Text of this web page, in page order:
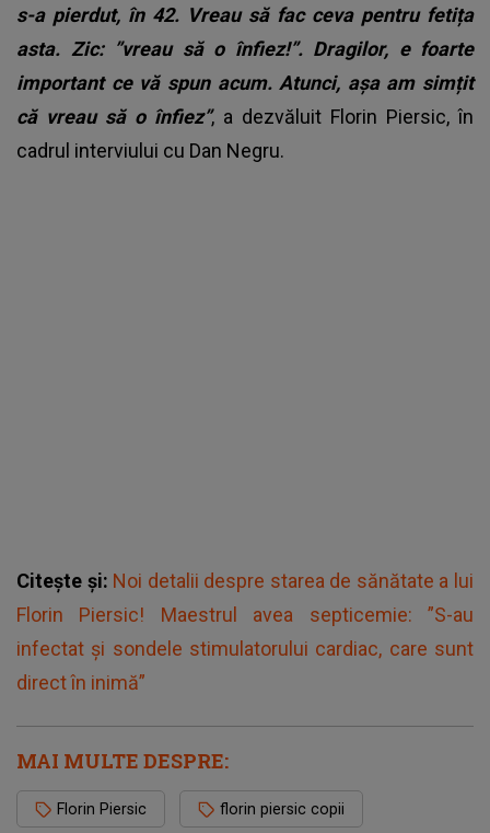
s-a pierdut, în 42. Vreau să fac ceva pentru fetița
asta. Zic: ”vreau să o înfiez!”. Dragilor, e foarte
important ce vă spun acum. Atunci, așa am simțit
că vreau să o înfiez”, a dezvăluit Florin Piersic, în
cadrul interviului cu Dan Negru.
Citește și: Noi detalii despre starea de sănătate a lui
Florin Piersic! Maestrul avea septicemie: ”S-au
infectat şi sondele stimulatorului cardiac, care sunt
direct în inimă”
MAI MULTE DESPRE:
Florin Piersic florin piersic copii